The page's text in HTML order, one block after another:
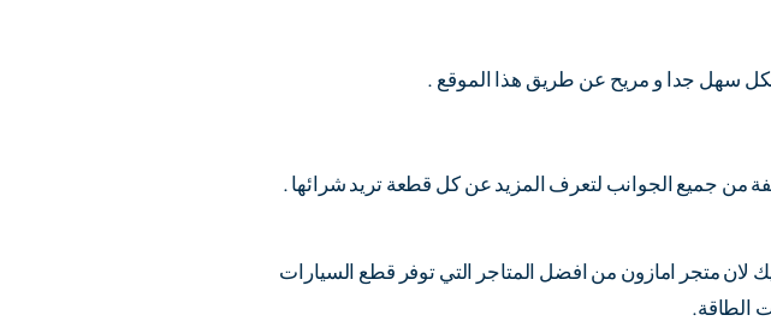
من جميع الجوانب لتعرف المزيد عن كل قطعة تريد شرائها .
لان متجر امازون من افضل المتاجر التي توفر قطع السيارات
الطاقة.